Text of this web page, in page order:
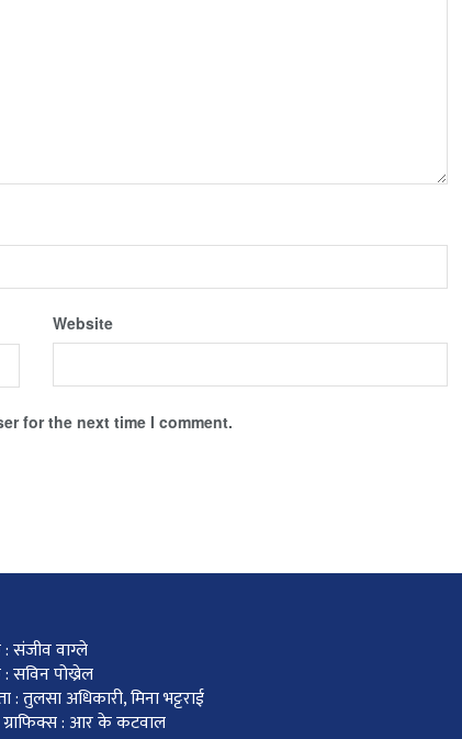
Website
for the next time I comment.
संजीव वाग्ले
सविन पोख्रेल
: तुलसा अधिकारी, मिना भट्टराई
: आर के कटवाल